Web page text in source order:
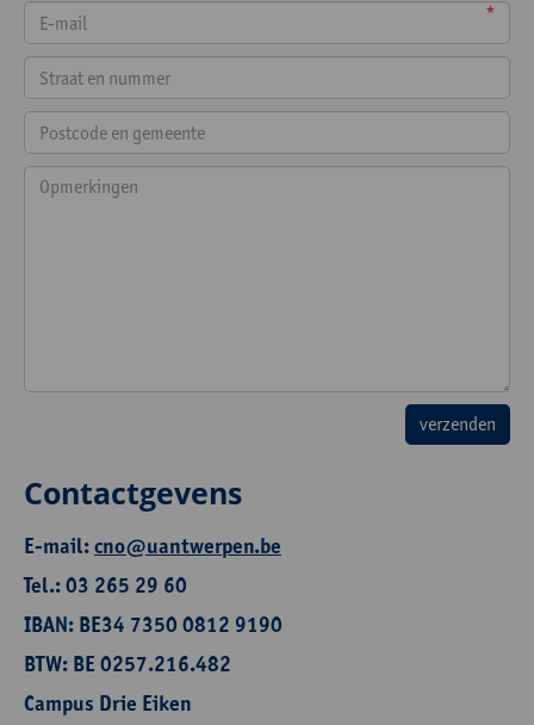
*
Contactgevens
E-mail:cno@uantwerpen.be
Tel.: 03 265 29 60
IBAN: BE34 7350 0812 9190
BTW: BE 0257.216.482
Campus Drie Eiken